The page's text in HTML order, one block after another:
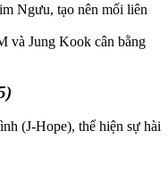
Ngưu, tạo nên mối liên
và Jung Kook cân bằng
(J-Hope), thể hiện sự hài